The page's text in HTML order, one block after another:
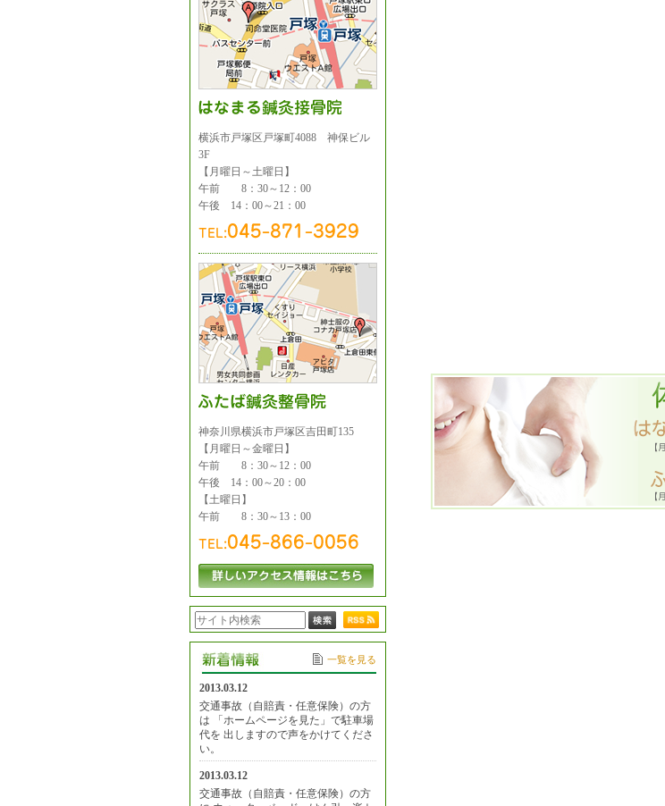
横浜市戸塚区戸塚町4088 神保ビル
3F
【月曜日～土曜日】
午前 8：30～12：00
午後 14：00～21：00
神奈川県横浜市戸塚区吉田町135
【月曜日～金曜日】
午前 8：30～12：00
午後 14：00～20：00
【土曜日】
午前 8：30～13：00
一覧を見る
2013.03.12
交通事故（自賠責・任意保険）の方
は 「ホームページを見た」で駐車場
代を 出しますので声をかけてくださ
い。
2013.03.12
交通事故（自賠責・任意保険）の方